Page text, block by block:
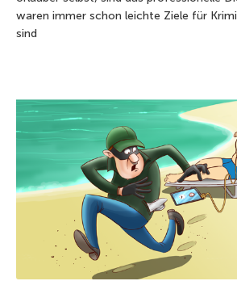
waren immer schon leichte Ziele für
sind